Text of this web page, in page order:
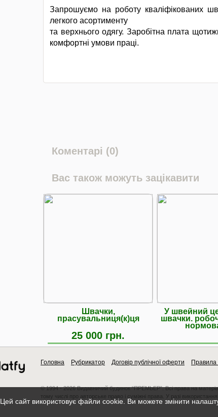
Запрошуємо на роботу кваліфікованих
легкого асортименту
та верхнього одягу. Заробітна плата
комфортні умови праці.
Коментарі (0)
Вас також можуть зацікавити
Швачки,
прасувальниця(к)ця
25 000 грн.
У швейний
швачки.
Головна Рубрикатор Договір публічної оферти Правила
© 1994 - 2026 Видавничий будинок “ПРЕМЬЕР”. Всі права на
тому числі про авторське право і суміжні права. У разі
Цей сайт використовує файли cookie. Ви можете змінити